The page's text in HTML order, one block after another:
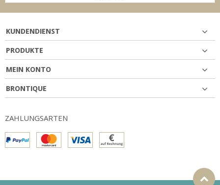
KUNDENDIENST
PRODUKTE
MEIN KONTO
BRONTIQUE
ZAHLUNGSARTEN